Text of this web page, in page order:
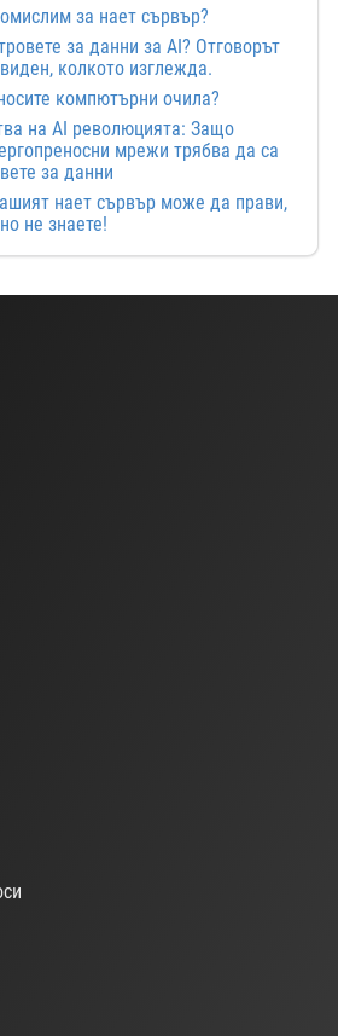
за нает сървър?
за данни за AI? Отговорът
колкото изглежда.
компютърни очила?
на AI революцията: Защо
мрежи трябва да са
за данни
нает сървър може да прави,
не знаете!